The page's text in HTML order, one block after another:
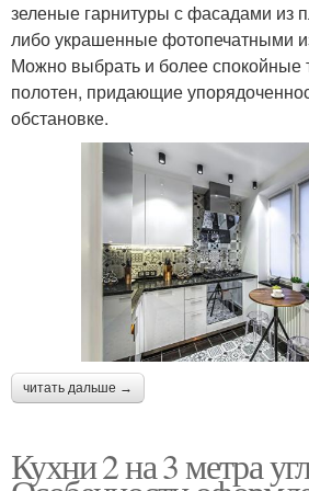
зеленые гарнитуры с фасадами из
либо украшенные фотопечатными
Можно выбрать и более спокойные
полотен, придающие
обстановке.
читать дальше →
Кухни 2 на 3 метра